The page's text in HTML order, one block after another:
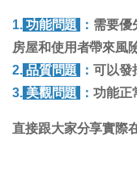
1.功能問題 ： 需要優
房屋和使用者帶來風
2.品質問題 ：可以發
3.美觀問題 ：功能正
直接跟大家分享實際